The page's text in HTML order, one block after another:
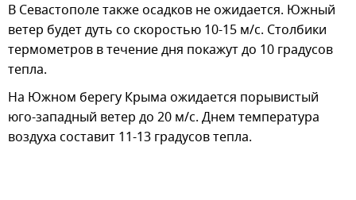
В Севастополе также осадков не ожидается. Южный
ветер будет дуть со скоростью 10-15 м/с. Столбики
термометров в течение дня покажут до 10 градусов
тепла.
На Южном берегу Крыма ожидается порывистый
юго-западный ветер до 20 м/с. Днем температура
воздуха составит 11-13 градусов тепла.